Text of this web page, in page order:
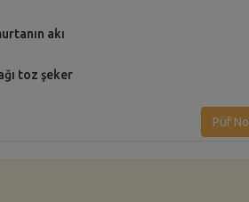
akı
toz şeker
Püf